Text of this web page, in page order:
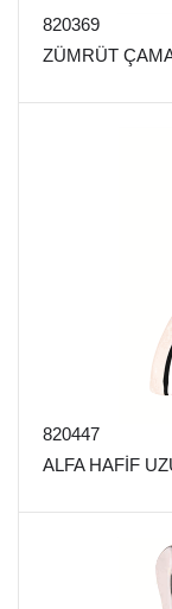
820369
ZÜMRÜT
820447
ALFA HAFİF